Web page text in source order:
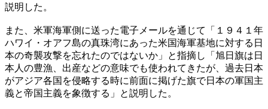
説明した。
​また、米軍海軍側に送った電子メールを通じて「１９４１年
ハワイ・オアフ島の真珠湾にあった米国海軍基地に対する日
本の奇襲攻撃を忘れたのではないか」と指摘し「旭日旗は日
本人の豊漁、出産などの意味でも使われてきたが、過去日本
がアジア各国を侵略する時に前面に掲げた旗で日本の軍国主
義と帝国主義を象徴する」と説明した。